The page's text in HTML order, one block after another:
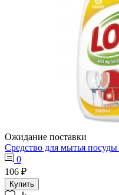
Ожидание поставки
Средство для мытья
0
106 ₽
Купить